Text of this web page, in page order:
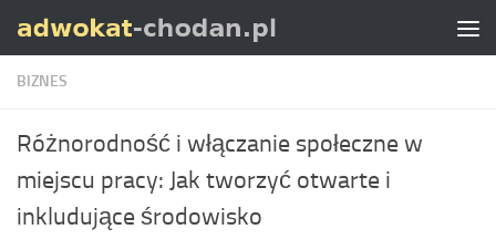
Skip to content
BIZNES
Różnorodność i włączanie społeczne w
miejscu pracy: Jak tworzyć otwarte i
inkludujące środowisko